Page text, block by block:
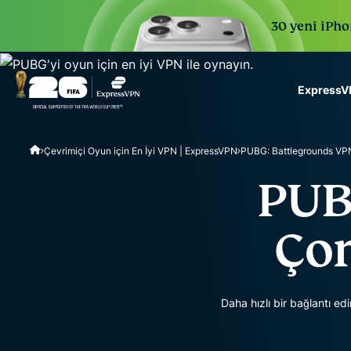
30 yeni
VPN protection for
Çevrimiçi Oyun için En İyi VPN | ExpressVPN PUBG: Battlegrounds
Daha hızlı bir bağlantı